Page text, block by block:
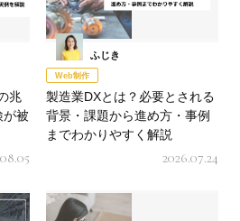
兆
が被
ふじき
Web制作
製造業DXとは？必要とされる
背景・課題から進め方・事例
までわかりやすく解説
2026.07.24